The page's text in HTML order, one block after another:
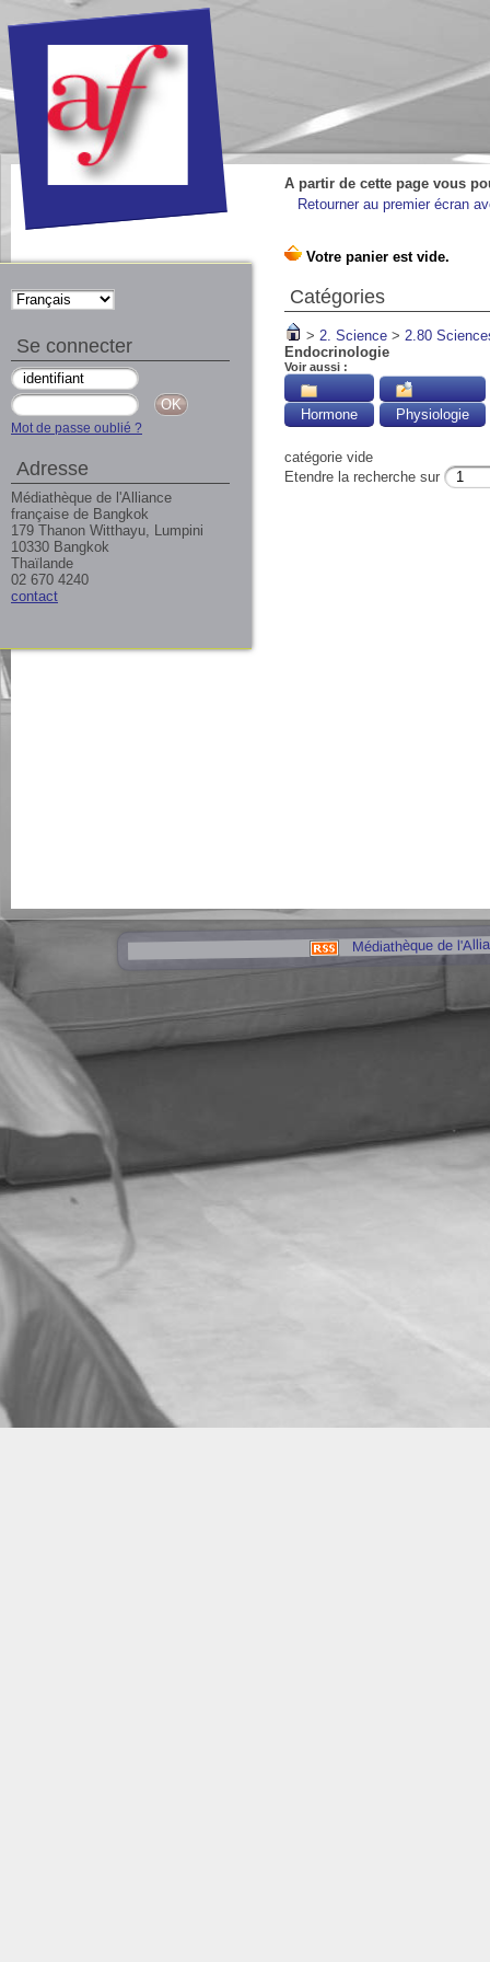
A partir de cette page vous
Retourner au premier écran
Catégories
> 2. Science > 2.80
Endocrinologie
Voir aussi :
Hormone Physiologie
catégorie vide
Etendre la recherche sur
Médiathèque de
Se connecter
Mot de passe oublié ?
Adresse
Médiathèque de l'Alliance
française de Bangkok
179 Thanon Witthayu, Lumpini
10330 Bangkok
Thaïlande
02 670 4240
contact